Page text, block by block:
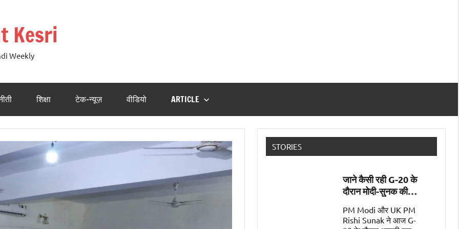
Kesri
Weekly
शिक्षा टेक-न्यूज़ वीडियो ARTICLE
STORIES
जाने कैसी रही G-20 के
दौरान मोदी-सुनक की
पहली मुलाक़ात
PM Modi और UK PM
Rishi Sunak ने आज G-